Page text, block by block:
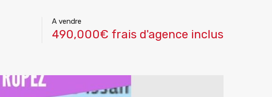
A vendre
490,000€ frais d'agence inclus